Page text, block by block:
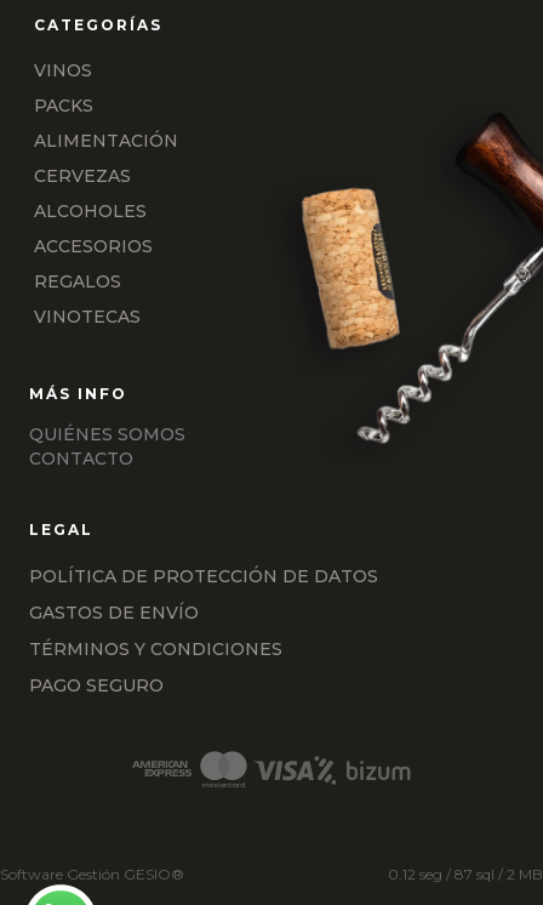
VINOS
PACKS
ALIMENTACIÓN
CERVEZAS
ALCOHOLES
ACCESORIOS
REGALOS
VINOTECAS
QUIÉNES SOMOS
CONTACTO
POLÍTICA DE PROTECCIÓN DE DATOS
GASTOS DE ENVÍO
TÉRMINOS Y CONDICIONES
PAGO SEGURO
Software Gestión GESIO® 0.12 seg / 87 sql / 2 MB